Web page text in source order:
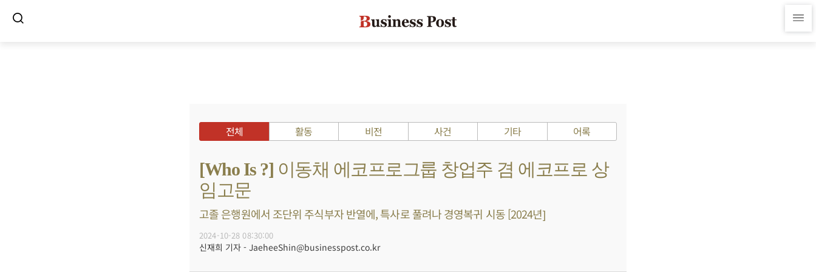
전체 활동 비전 사건 기타 어록
[Who Is ?] 이동채 에코프로그룹 창업주 겸 에코프로 상
임고문
고졸 은행원에서 조단위 주식부자 반열에, 특사로 풀려나 경영복귀 시동 [2024년]
2024-10-28 08:30:00
신재희 기자 - JaeheeShin@businesspost.co.kr